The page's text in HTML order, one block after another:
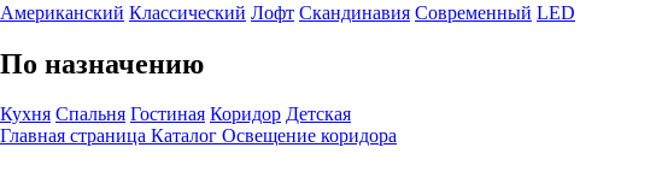
Американский Классический Лофт Скандинавия Современный LED
По назначению
Кухня Спальня Гостиная Коридор Детская
Главная страница Каталог Освещение коридора